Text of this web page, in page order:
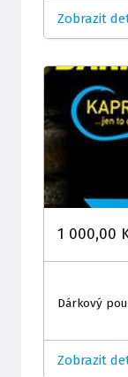
Zobrazit
1 000,00
Dárkový
Zobrazit